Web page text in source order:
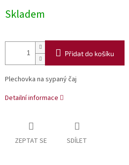
cena:
Skladem
Přidat do košíku
Plechovka na sypaný čaj
Detailní informace
ZEPTAT SE SDÍLET